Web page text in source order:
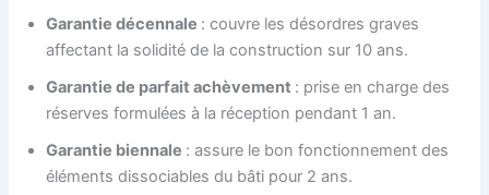
Garantie décennale : couvre les désordres graves
affectant la solidité de la construction sur 10 ans.
Garantie de parfait achèvement : prise en charge des
réserves formulées à la réception pendant 1 an.
Garantie biennale : assure le bon fonctionnement des
éléments dissociables du bâti pour 2 ans.